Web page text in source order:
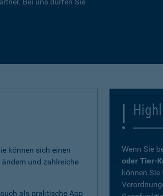
können sich einen
und zahlreiche
als praktische App
Wenn Sie
oder Tier-
können Sie